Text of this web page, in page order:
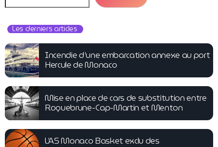
Les derniers articles
Incendie d’une embarcation annexe au port
Hercule de Monaco
Mise en place de cars de substitution entre
Roquebrune-Cap-Martin et Menton
L’AS Monaco Basket exclu des